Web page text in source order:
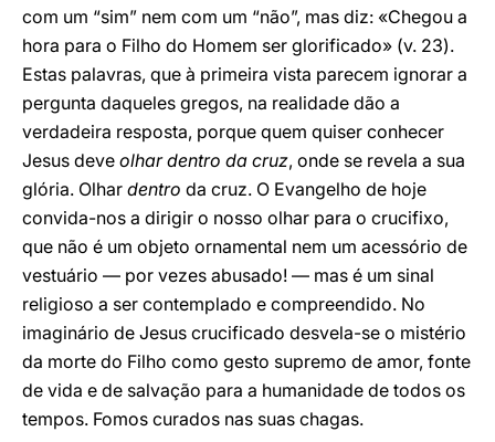
com um “sim” nem com um “não”, mas diz: «Chegou a
hora para o Filho do Homem ser glorificado» (v. 23).
Estas palavras, que à primeira vista parecem ignorar a
pergunta daqueles gregos, na realidade dão a
verdadeira resposta, porque quem quiser conhecer
Jesus deve olhar dentro da cruz, onde se revela a sua
glória. Olhar dentro da cruz. O Evangelho de hoje
convida-nos a dirigir o nosso olhar para o crucifixo,
que não é um objeto ornamental nem um acessório de
vestuário — por vezes abusado! — mas é um sinal
religioso a ser contemplado e compreendido. No
imaginário de Jesus crucificado desvela-se o mistério
da morte do Filho como gesto supremo de amor, fonte
de vida e de salvação para a humanidade de todos os
tempos. Fomos curados nas suas chagas.